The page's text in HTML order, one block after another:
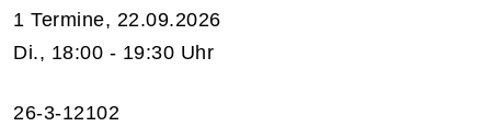
1 Termine, 22.09.2026
Di., 18:00 - 19:30 Uhr
26-3-12102